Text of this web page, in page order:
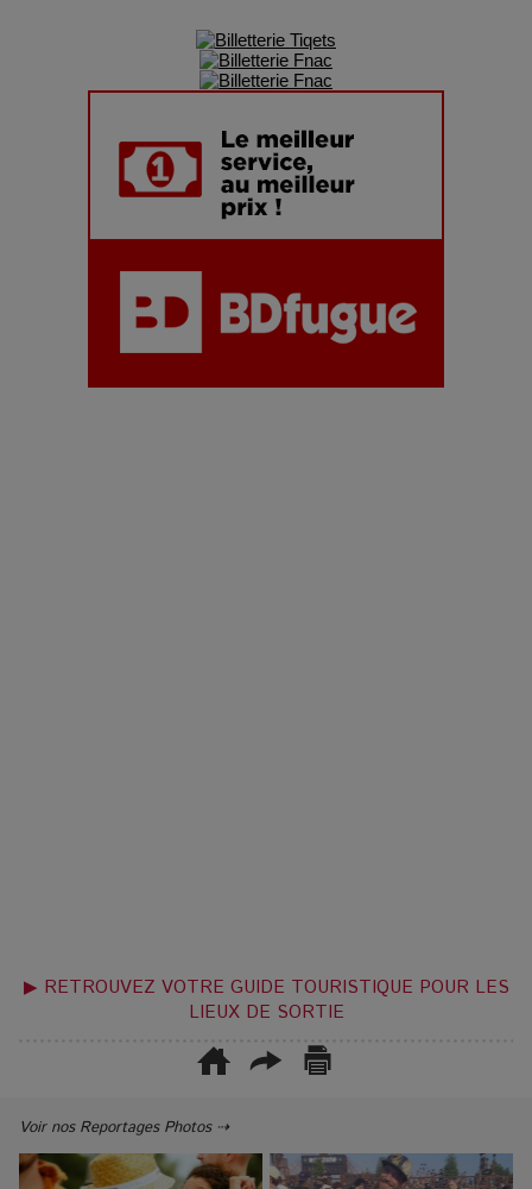
▶ RETROUVEZ VOTRE GUIDE TOURISTIQUE POUR LES
LIEUX DE SORTIE
Voir nos Reportages Photos ⇢